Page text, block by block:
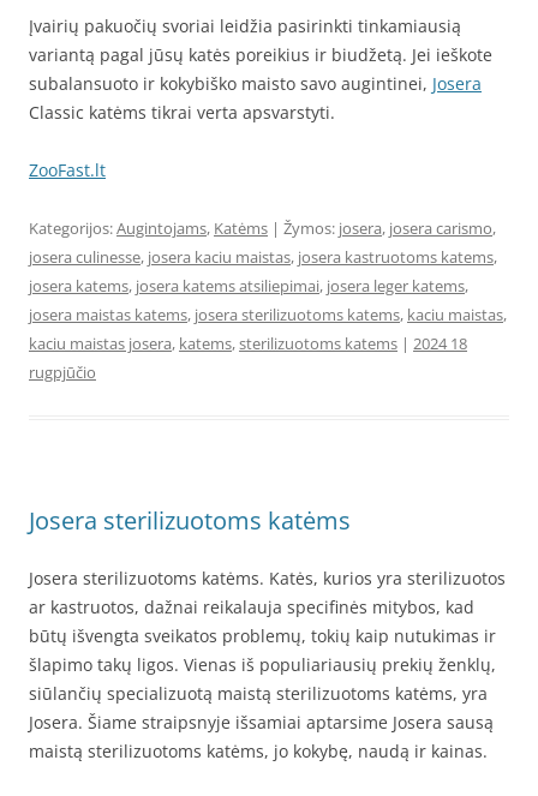
Įvairių pakuočių svoriai leidžia pasirinkti tinkamiausią
variantą pagal jūsų katės poreikius ir biudžetą. Jei ieškote
subalansuoto ir kokybiško maisto savo augintinei, Josera
Classic katėms tikrai verta apsvarstyti.
ZooFast.lt
Kategorijos:Augintojams, Katėms | Žymos: josera, josera carismo,
josera culinesse, josera kaciu maistas, josera kastruotoms katems,
josera katems, josera katems atsiliepimai, josera leger katems,
josera maistas katems, josera sterilizuotoms katems, kaciu maistas,
kaciu maistas josera, katems,sterilizuotoms katems | 2024 18
rugpjūčio
Josera sterilizuotoms katėms
Josera sterilizuotoms katėms. Katės, kurios yra sterilizuotos
ar kastruotos, dažnai reikalauja specifinės mitybos, kad
būtų išvengta sveikatos problemų, tokių kaip nutukimas ir
šlapimo takų ligos. Vienas iš populiariausių prekių ženklų,
siūlančių specializuotą maistą sterilizuotoms katėms, yra
Josera. Šiame straipsnyje išsamiai aptarsime Josera sausą
maistą sterilizuotoms katėms, jo kokybę, naudą ir kainas.